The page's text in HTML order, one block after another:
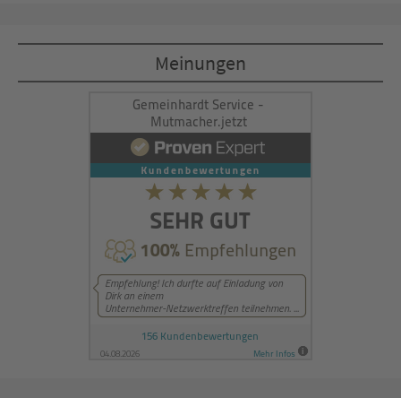
powered byUsercentrics Consent
Management Platform&eRecht24
Meinungen